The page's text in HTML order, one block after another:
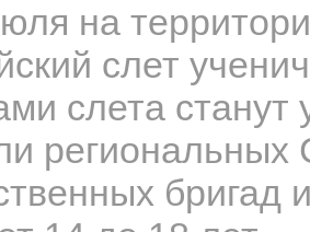
на
слет
слета
региональных